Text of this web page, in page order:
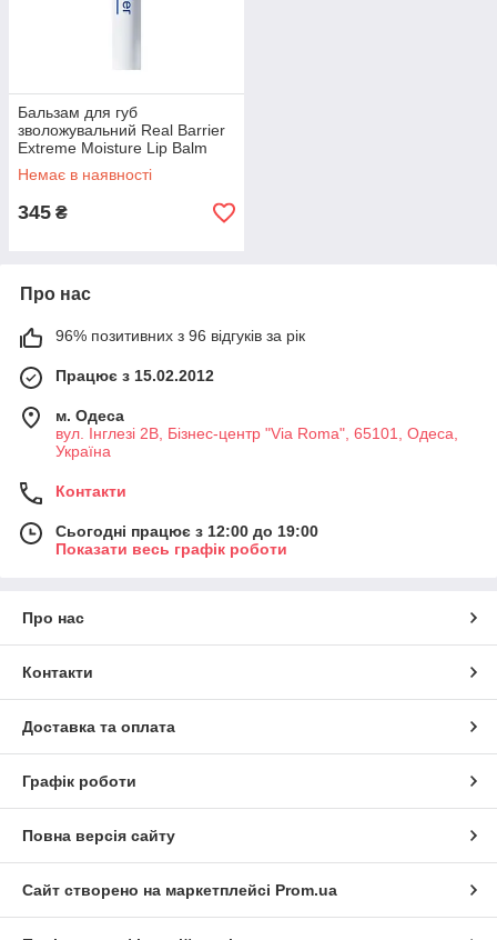
Бальзам для губ
зволожувальний Real Barrier
Extreme Moisture Lip Balm
3.3g
Немає в наявності
345 ₴
Про нас
96% позитивних з 96 відгуків за рік
Працює з 15.02.2012
м. Одеса
вул. Інглезі 2В, Бізнес-центр "Via Roma", 65101, Одеса,
Україна
Контакти
Сьогодні працює з 12:00 до 19:00
Показати весь графік роботи
Про нас
Контакти
Доставка та оплата
Графік роботи
Повна версія сайту
Сайт створено на маркетплейсі Prom.ua